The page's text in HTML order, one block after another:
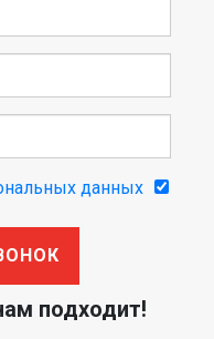
данных
подходит!